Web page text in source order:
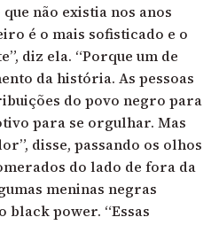
não existia nos anos
é o mais sofisticado e o
diz ela. “Porque um de
da história. As pessoas
do povo negro para
para se orgulhar. Mas
disse, passando os olhos
do lado de fora da
meninas negras
black power. “Essas